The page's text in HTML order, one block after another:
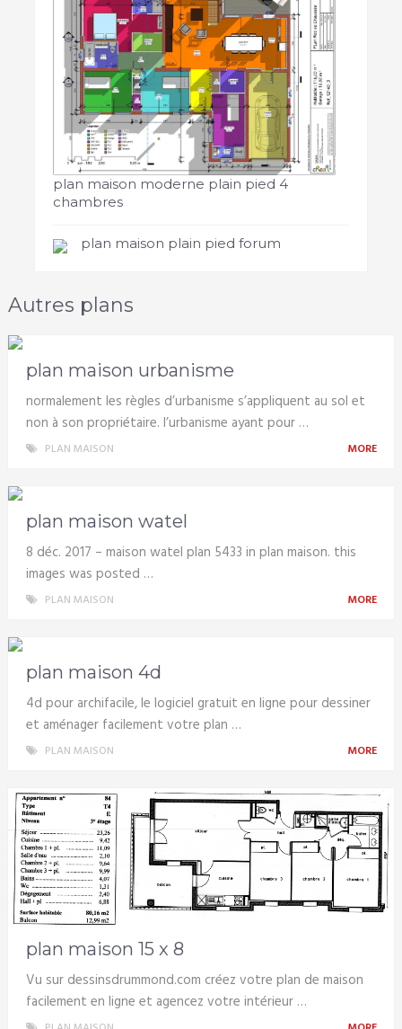
plan maison moderne plain pied 4
chambres
plan maison plain pied forum
Autres plans
plan maison urbanisme
normalement les règles d’urbanisme s’appliquent au sol et
non à son propriétaire. l’urbanisme ayant pour …
PLAN MAISON MORE
plan maison watel
8 déc. 2017 – maison watel plan 5433 in plan maison. this
images was posted …
PLAN MAISON MORE
plan maison 4d
4d pour archifacile, le logiciel gratuit en ligne pour dessiner
et aménager facilement votre plan …
PLAN MAISON MORE
plan maison 15 x 8
Vu sur dessinsdrummond.com créez votre plan de maison
facilement en ligne et agencez votre intérieur …